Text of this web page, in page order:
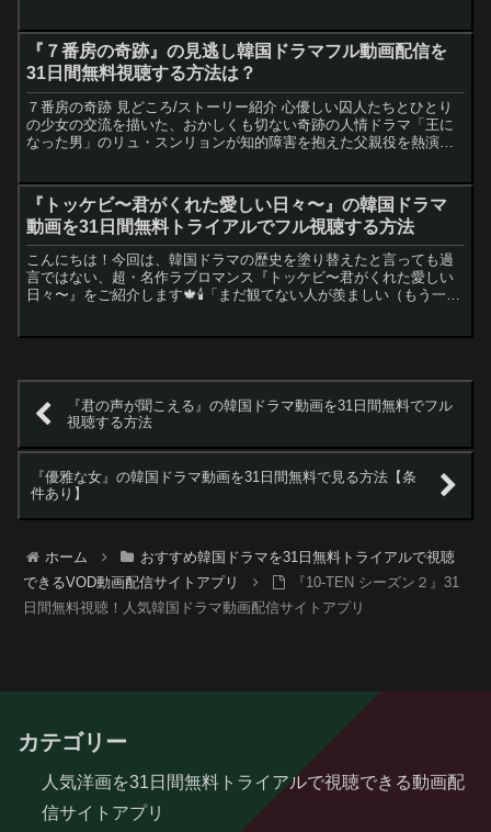
『７番房の奇跡』の見逃し韓国ドラマフル動画配信を
31日間無料視聴する方法は？
７番房の奇跡 見どころ/ストーリー紹介 心優しい囚人たちとひとり
の少女の交流を描いた、おかしくも切ない奇跡の人情ドラマ「王に
なった男」のリュ・スンリョンが知的障害を抱えた父親役を熱演。
『トッケビ〜君がくれた愛しい日々〜』の韓国ドラマ
動画を31日間無料トライアルでフル視聴する方法
こんにちは！今回は、韓国ドラマの歴史を塗り替えたと言っても過
言ではない、超・名作ラブロマンス『トッケビ〜君がくれた愛しい
日々〜』をご紹介します🍁🕯️「まだ観てない人が羨ましい（もう一度
『君の声が聞こえる』の韓国ドラマ動画を31日間無料でフル
視聴する方法
『優雅な女』の韓国ドラマ動画を31日間無料で見る方法【条
件あり】
ホーム
おすすめ韓国ドラマを31日無料トライアルで視聴
できるVOD動画配信サイトアプリ
『10-TEN シーズン２』31
日間無料視聴！人気韓国ドラマ動画配信サイトアプリ
カテゴリー
人気洋画を31日間無料トライアルで視聴できる動画配
信サイトアプリ